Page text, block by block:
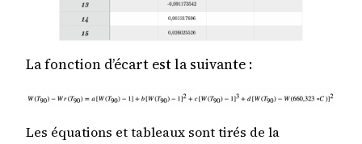
La fonction d’écart est la suivante :
Les équations et tableaux sont tirés de la